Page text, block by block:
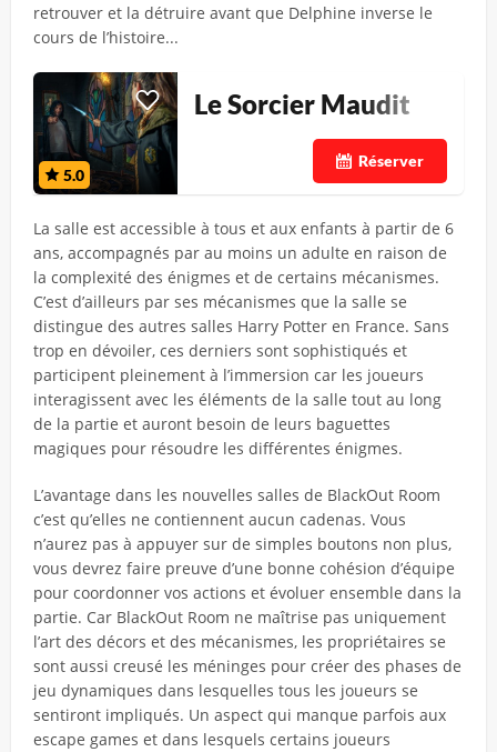
retrouver et la détruire avant que Delphine inverse le
cours de l’histoire...
5.0
Le Sorcier Maudit
Réserver
La salle est accessible à tous et aux enfants à partir de 6
ans, accompagnés par au moins un adulte en raison de
la complexité des énigmes et de certains mécanismes.
C’est d’ailleurs par ses mécanismes que la salle se
distingue des autres salles Harry Potter en France. Sans
trop en dévoiler, ces derniers sont sophistiqués et
participent pleinement à l’immersion car les joueurs
interagissent avec les éléments de la salle tout au long
de la partie et auront besoin de leurs baguettes
magiques pour résoudre les différentes énigmes.
L’avantage dans les nouvelles salles de BlackOut Room
c’est qu’elles ne contiennent aucun cadenas. Vous
n’aurez pas à appuyer sur de simples boutons non plus,
vous devrez faire preuve d’une bonne cohésion d’équipe
pour coordonner vos actions et évoluer ensemble dans la
partie. Car BlackOut Room ne maîtrise pas uniquement
l’art des décors et des mécanismes, les propriétaires se
sont aussi creusé les méninges pour créer des phases de
jeu dynamiques dans lesquelles tous les joueurs se
sentiront impliqués. Un aspect qui manque parfois aux
escape games et dans lesquels certains joueurs